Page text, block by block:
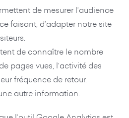
de mesurer l’audience
faisant, d’adapter notre site
de connaître le nombre
pages vues, l’activité des
fréquence de retour.
autre information.